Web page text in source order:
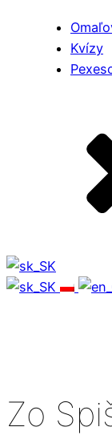
Kvízy
Zo